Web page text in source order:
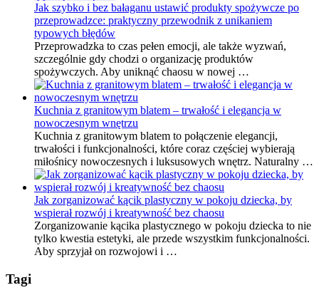
Jak szybko i bez bałaganu ustawić produkty spożywcze po
przeprowadzce: praktyczny przewodnik z unikaniem
typowych błędów
Przeprowadzka to czas pełen emocji, ale także wyzwań,
szczególnie gdy chodzi o organizację produktów
spożywczych. Aby uniknąć chaosu w nowej …
Kuchnia z granitowym blatem – trwałość i elegancja w
nowoczesnym wnętrzu
Kuchnia z granitowym blatem to połączenie elegancji,
trwałości i funkcjonalności, które coraz częściej wybierają
miłośnicy nowoczesnych i luksusowych wnętrz. Naturalny …
Jak zorganizować kącik plastyczny w pokoju dziecka, by
wspierał rozwój i kreatywność bez chaosu
Zorganizowanie kącika plastycznego w pokoju dziecka to nie
tylko kwestia estetyki, ale przede wszystkim funkcjonalności.
Aby sprzyjał on rozwojowi i …
Tagi